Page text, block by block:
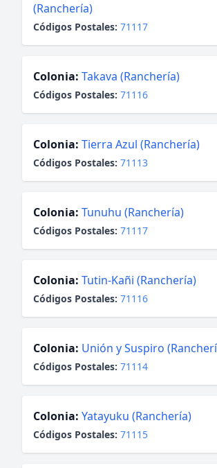
(Ranchería)
Códigos Postales: 71117
Colonia: Takava (Ranchería)
Códigos Postales: 71116
Colonia: Tierra Azul (Ranchería)
Códigos Postales: 71113
Colonia: Tunuhu (Ranchería)
Códigos Postales: 71117
Colonia: Tutin-Kañi (Ranchería)
Códigos Postales: 71116
Colonia: Unión y Suspiro
Códigos Postales: 71114
Colonia: Yatayuku (Ranchería)
Códigos Postales: 71115